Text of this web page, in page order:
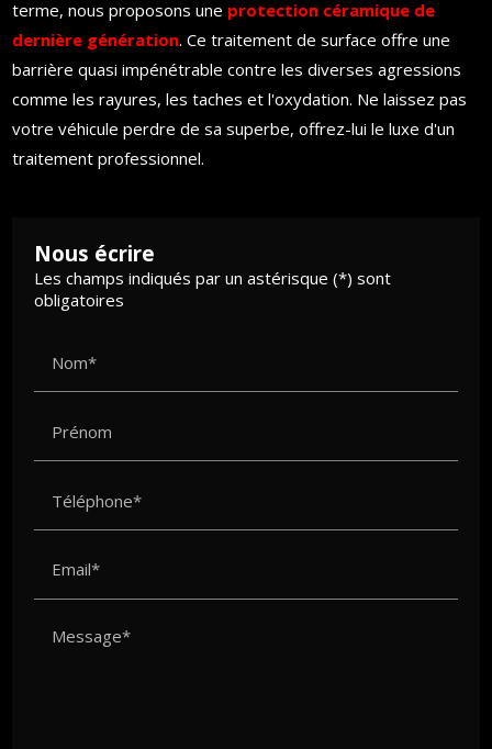
terme, nous proposons une protection céramique de
dernière génération. Ce traitement de surface offre une
barrière quasi impénétrable contre les diverses agressions
comme les rayures, les taches et l'oxydation. Ne laissez pas
votre véhicule perdre de sa superbe, offrez-lui le luxe d'un
traitement professionnel.
Nous écrire
Les champs indiqués par un astérisque (*) sont
obligatoires
Nom*
Prénom
Téléphone*
Email*
Message*